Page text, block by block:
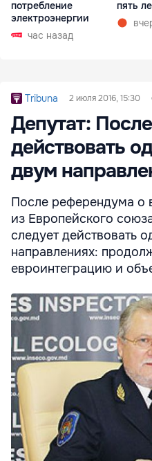
потребление
электроэнергии
час назад
пять
Tribuna 2 июля 2016, 15:30
Депутат:
действовать
двум
После референдума о
из Европейского
следует действовать
направлениях:
евроинтеграцию и